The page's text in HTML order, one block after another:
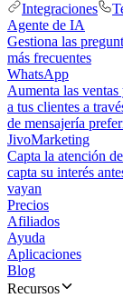
Integraciones
Agente de IA
Gestiona las
más frecuentes
WhatsApp
Aumenta las ventas
a tus clientes a
de mensajería
JivoMarketing
Capta la atención
capta su interés
vayan
Precios
Afiliados
Ayuda
Aplicaciones
Blog
Recursos